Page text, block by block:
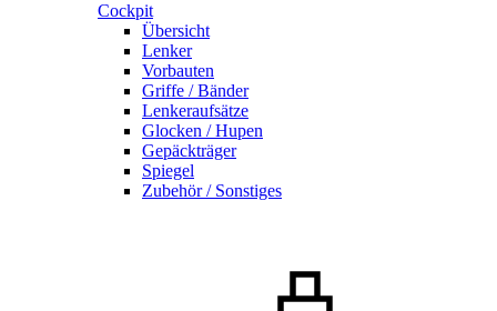
Cockpit
Übersicht
Lenker
Vorbauten
Griffe / Bänder
Lenkeraufsätze
Glocken / Hupen
Gepäckträger
Spiegel
Zubehör / Sonstiges